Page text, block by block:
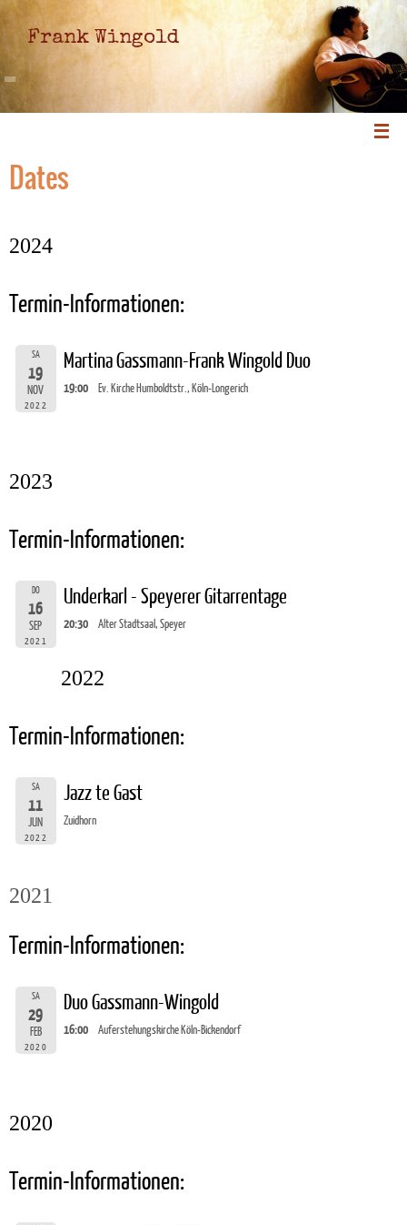
Frank Wingold
Dates
2024
Termin-Informationen:
SA
19
NOV
2022
Martina Gassmann-Frank Wingold Duo
19:00 Ev. Kirche Humboldtstr., Köln-Longerich
2023
Termin-Informationen:
DO
16
SEP
2021
Underkarl - Speyerer Gitarrentage
20:30 Alter Stadtsaal, Speyer
2022
Termin-Informationen:
SA
11
JUN
2022
Jazz te Gast
Zuidhorn
2021
Termin-Informationen:
SA
29
FEB
2020
Duo Gassmann-Wingold
16:00 Auferstehungskirche Köln-Bickendorf
2020
Termin-Informationen: